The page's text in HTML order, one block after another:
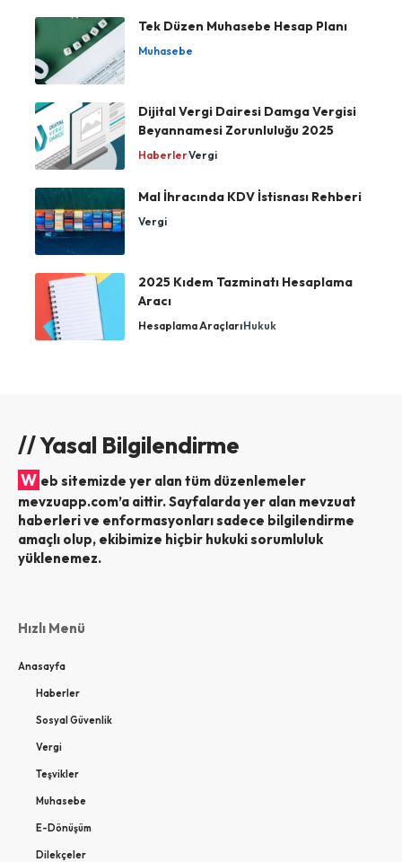
Tek Düzen Muhasebe Hesap Planı
Muhasebe
Dijital Vergi Dairesi Damga Vergisi
Beyannamesi Zorunluluğu 2025
HaberlerVergi
Mal İhracında KDV İstisnası Rehberi
Vergi
2025 Kıdem Tazminatı Hesaplama
Aracı
Hesaplama AraçlarıHukuk
// Yasal Bilgilendirme
W eb sitemizde yer alan tüm düzenlemeler
mevzuapp.com’a aittir. Sayfalarda yer alan mevzuat
haberleri ve enformasyonları sadece bilgilendirme
amaçlı olup, ekibimize hiçbir hukuki sorumluluk
yüklenemez.
Hızlı Menü
Anasayfa
Haberler
Sosyal Güvenlik
Vergi
Teşvikler
Muhasebe
E-Dönüşüm
Dilekçeler